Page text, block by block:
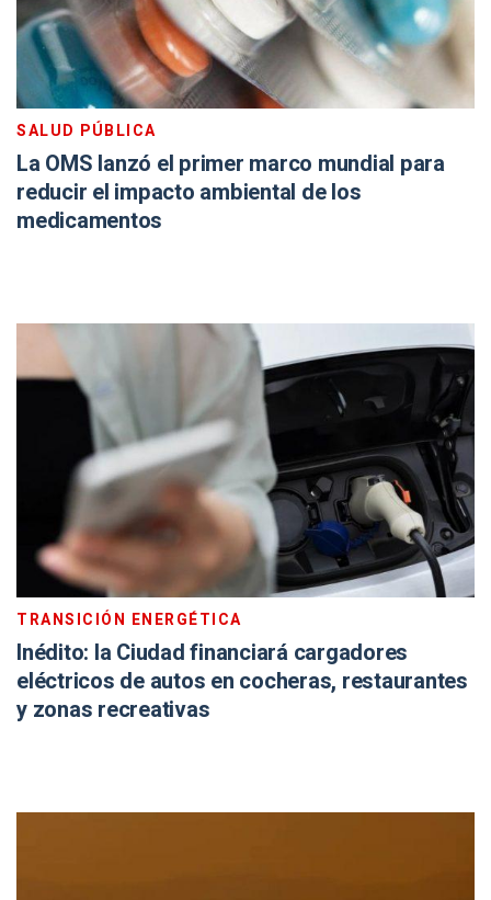
SALUD PÚBLICA
La OMS lanzó el primer marco mundial para
reducir el impacto ambiental de los
medicamentos
TRANSICIÓN ENERGÉTICA
Inédito: la Ciudad financiará cargadores
eléctricos de autos en cocheras, restaurantes
y zonas recreativas